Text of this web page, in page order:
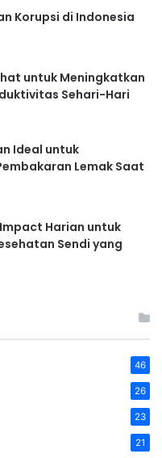
Korupsi di Indonesia
untuk Meningkatkan
Sehari-Hari
Ideal untuk
Lemak Saat
Harian untuk
Sendi yang
46
26
23
21